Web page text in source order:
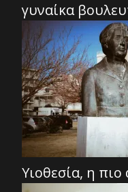
γυναίκα
Υιοθεσία, η